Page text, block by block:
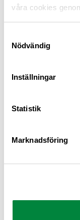
våra cookies
Nödvändig
Inställningar
Statistik
Marknadsföring
M Sverige är
för bilister och
Ansvarig utgivare:
Pressrum
Om oss